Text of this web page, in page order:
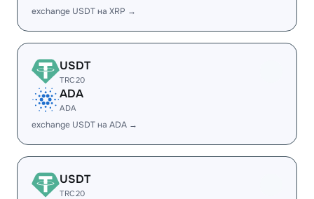
exchange USDT на XRP →
USDT
TRC20
ADA
ADA
exchange USDT на ADA →
USDT
TRC20